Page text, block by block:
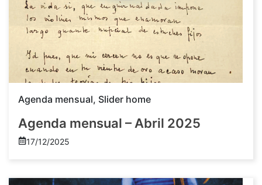
Agenda mensual, Slider home
Agenda mensual – Abril 2025
17/12/2025